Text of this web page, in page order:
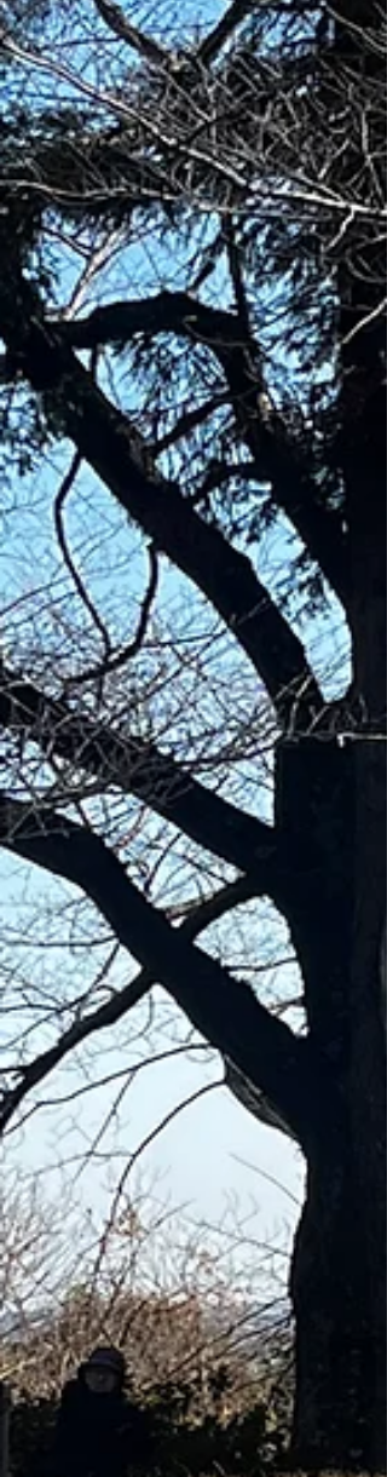
と、昔の人にとって春とはこんなにも待ち
がれるものだったのかと感動します。今年
異世界でのひと時を過ごして、春を無事に
えることができました。 ***** 今週は静岡
ータリークラブにて、カンボジアの子ども
ちとの10年の歩みについての卓話と演奏を
せていただきました。演奏に泣きそうにな
たと仰ってくださった方もいらして嬉しか
たです。 カンボジアの活動ももう10年かあ
としみじみ。ボランティアのため10年とは
え隔年が限度で、もっと頻繁に行くことの
きる仕組みを作れないものかと悩んでもい
す。 次に行くのは来年かな。その時にはま
たどんな笑顔に出会えるだろうかと楽しみ
す。 ***** さて、急遽出演することが決ま
たイベントについてお知らせです。 4月18
（土）11:0